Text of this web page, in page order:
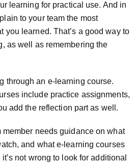
learning for practical use. And in
to your team the most
you learned. That’s a good way to
as well as remembering the
through an e-learning course.
include practice assignments,
add the reflection part as well.
member needs guidance on what
and what e-learning courses
not wrong to look for additional